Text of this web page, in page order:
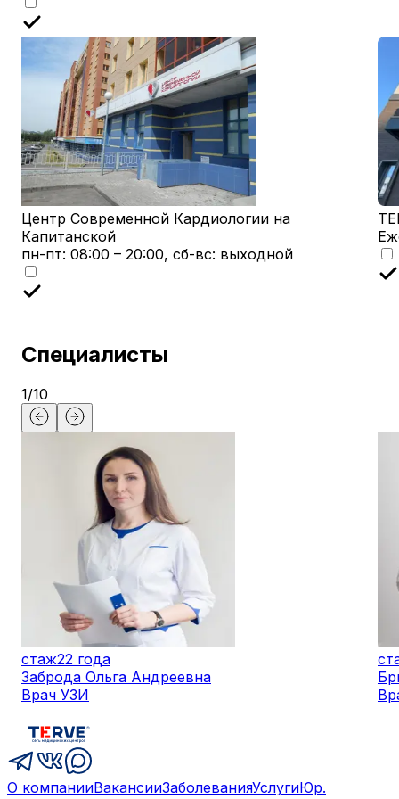
Центр Современной Кардиологии на
Капитанской
пн-пт: 08:00 – 20:00, сб-вс: выходной
Специалисты
1/10
стаж22 года
Заброда Ольга Андреевна
Врач УЗИ
О компанииВакансииЗаболеванияУслугиЮр.